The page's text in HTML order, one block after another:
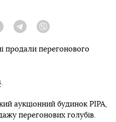
Twitter TelegramViber
продали перегонового
.
аукціонний будинок PIPA,
перегонових голубів.